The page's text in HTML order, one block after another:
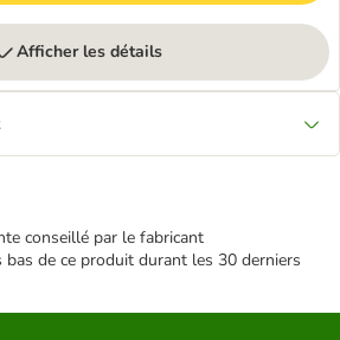
Afficher les détails
conseillé par le fabricant
de ce produit durant les 30 derniers